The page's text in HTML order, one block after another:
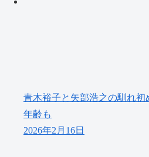
青木裕子と矢部浩之の馴れ
年齢も
2026年2月16日